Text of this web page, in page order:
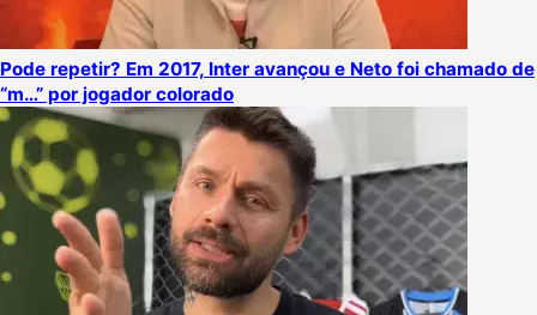
Pode repetir? Em 2017, Inter avançou e Neto foi chamado de
“m…” por jogador colorado